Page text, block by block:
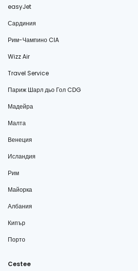
easyJet
Сардиния
Рим-Чампино CIA
Wizz Air
Travel Service
Париж Шарл дьо Гол CDG
Мадейра
Малта
Венеция
Исландия
Рим
Майорка
Албания
Кипър
Порто
Cestee